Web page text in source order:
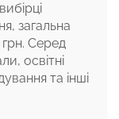
загальна
Серед
освітні
та інші